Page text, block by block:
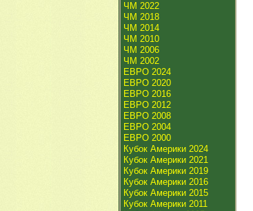
ЧМ 2022
ЧМ 2018
ЧМ 2014
ЧМ 2010
ЧМ 2006
ЧМ 2002
ЕВРО 2024
ЕВРО 2020
ЕВРО 2016
ЕВРО 2012
ЕВРО 2008
ЕВРО 2004
ЕВРО 2000
Кубок Америки 2024
Кубок Америки 2021
Кубок Америки 2019
Кубок Америки 2016
Кубок Америки 2015
Кубок Америки 2011